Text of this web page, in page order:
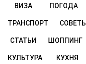
ВИЗА ПОГОДА
ТРАНСПОРТ СОВЕТЫ
СТАТЬИ ШОППИНГ
КУЛЬТУРА КУХНЯ